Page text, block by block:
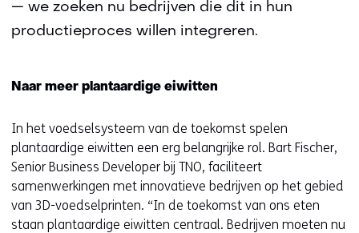
— we zoeken nu bedrijven die dit in hun
productieproces willen integreren.
Naar meer plantaardige eiwitten
In het voedselsysteem van de toekomst spelen
plantaardige eiwitten een erg belangrijke rol. Bart Fischer,
Senior Business Developer bij TNO, faciliteert
samenwerkingen met innovatieve bedrijven op het gebied
van 3D-voedselprinten. “In de toekomst van ons eten
staan plantaardige eiwitten centraal. Bedrijven moeten nu